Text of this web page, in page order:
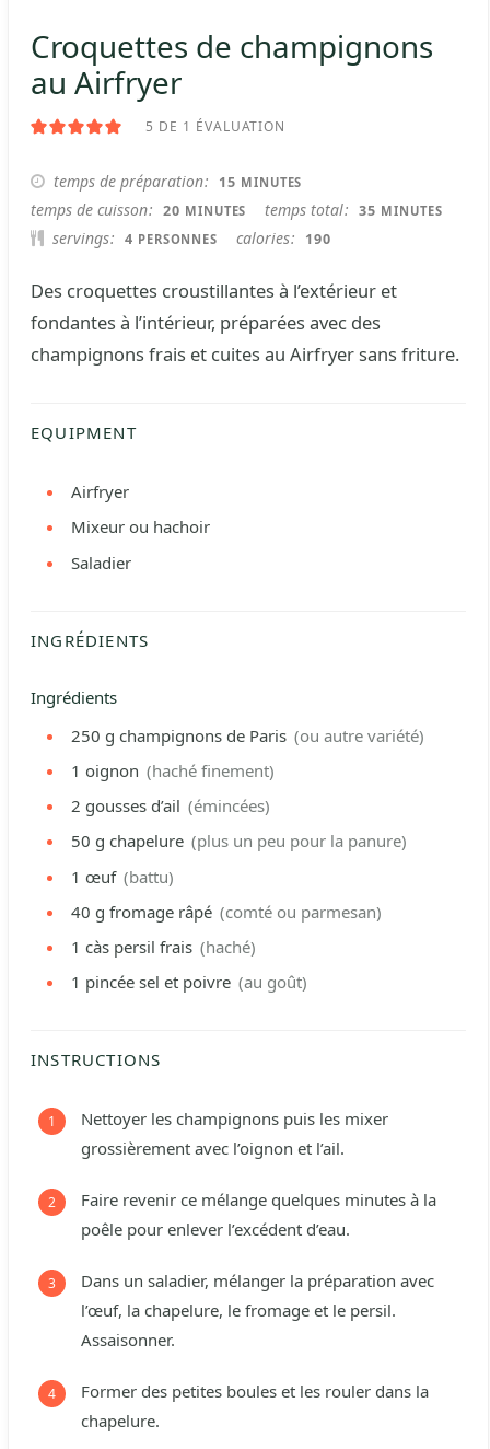
Croquettes de champignons
au Airfryer
5 DE 1 ÉVALUATION
temps de préparation 15 MINUTES
MINUTES
temps de cuisson 20 MINUTES
MINUTES temps total 35 MINUTES
MINUTES
servings 4 PERSONNES calories 190
Des croquettes croustillantes à l’extérieur et
fondantes à l’intérieur, préparées avec des
champignons frais et cuites au Airfryer sans friture.
EQUIPMENT
Airfryer
Mixeur ou hachoir
Saladier
INGRÉDIENTS
Ingrédients
250 g champignons de Paris (ou autre variété)
1 oignon (haché finement)
2 gousses d’ail (émincées)
50 g chapelure (plus un peu pour la panure)
1 œuf (battu)
40 g fromage râpé (comté ou parmesan)
1 càs persil frais (haché)
1 pincée sel et poivre (au goût)
INSTRUCTIONS
Nettoyer les champignons puis les mixer
grossièrement avec l’oignon et l’ail.
Faire revenir ce mélange quelques minutes à la
poêle pour enlever l’excédent d’eau.
Dans un saladier, mélanger la préparation avec
l’œuf, la chapelure, le fromage et le persil.
Assaisonner.
Former des petites boules et les rouler dans la
chapelure.